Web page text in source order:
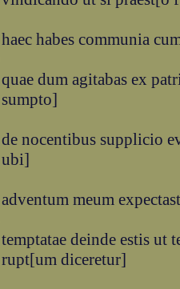
haec habes communia
quae dum agitabas ex
sumpto]
de nocentibus supplicio
ubi]
adventum meum
temptatae deinde estis ut
rupt[um diceretur]